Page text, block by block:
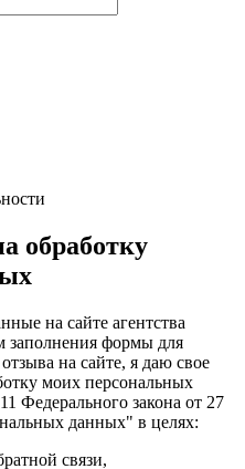
обработку
на сайте агентства
заполнения формы для
на сайте, я даю свое
моих персональных
Федерального закона от 27
данных" в целях:
связи,